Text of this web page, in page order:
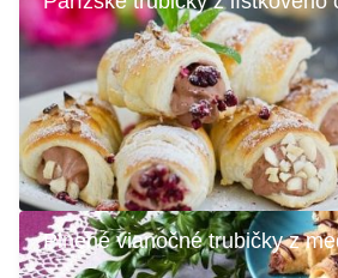
Plnené vianočné trubičky z